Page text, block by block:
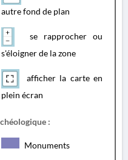
autre fond de plan
se rapprocher ou
s'éloigner de la zone
afficher la carte en
plein écran
:
Monuments